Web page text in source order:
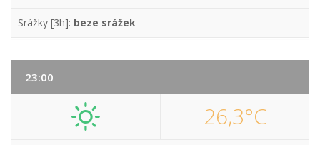
Srážky [3h]: beze srážek
23:00
26,3°C